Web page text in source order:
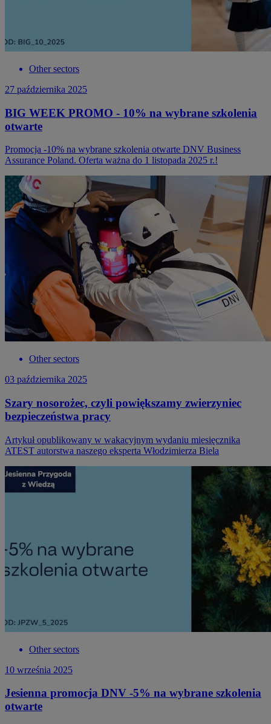
Other sectors
27 października 2025
BIG WEEK PROMO - 10% na wybrane szkolenia
otwarte
Promocja -10% na wybrane szkolenia otwarte DNV Business
Assurance Poland. Oferta ważna do 1 listopada 2025 r.!
Other sectors
03 października 2025
Szary nosorożec, czyli powiększamy zwierzyniec
bezpieczeństwa pracy
Artykuł opublikowany w wakacyjnym wydaniu miesięcznika
ATEST autorstwa naszego eksperta Włodzimierza Biela
Other sectors
10 września 2025
Jesienna promocja DNV -5% na wybrane szkolenia
otwarte